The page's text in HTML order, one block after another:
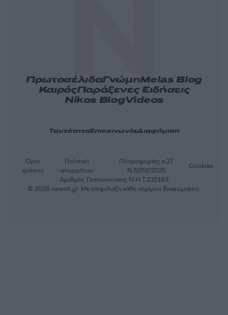
ΠρωτοσέλιδαΓνώμηMelas Blog
ΚαιρόςΠαράξενες Ειδήσεις
Nikos BlogVideos
ΤαυτότηταΕπικοινωνίαΔιαφήμιση
Αριθμός Πιστοποίησης Μ.Η.Τ.232163
Όροι
χρήσης
Πολιτική
απορρήτου
Πληροφορίες α.27
Ν.5253/2025
Cookies
© 2026 newsit.gr. Με επιφύλαξη κάθε νομίμου δικαιώματος.